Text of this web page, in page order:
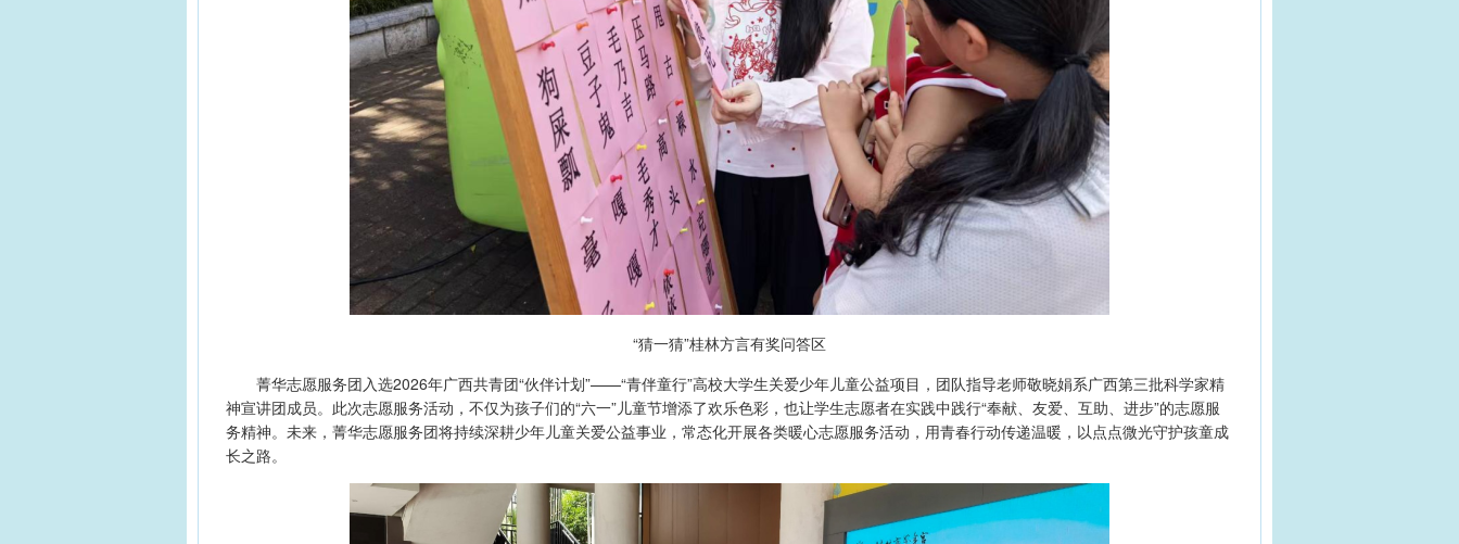
“猜一猜”桂林方言有奖问答区
菁华志愿服务团入选2026年广西共青团“伙伴计划”——“青伴童行”高校大学生关爱少年儿童公益项目，团队指导老师敬晓娟系广西第三批科学家精
神宣讲团成员。此次志愿服务活动，不仅为孩子们的“六一”儿童节增添了欢乐色彩，也让学生志愿者在实践中践行“奉献、友爱、互助、进步”的志愿服
务精神。未来，菁华志愿服务团将持续深耕少年儿童关爱公益事业，常态化开展各类暖心志愿服务活动，用青春行动传递温暖，以点点微光守护孩童成
长之路。